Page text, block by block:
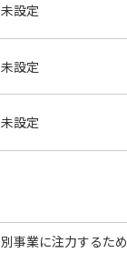
未設定
未設定
未設定
別事業に注力するため